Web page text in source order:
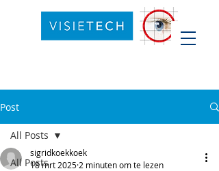
Post
All Posts
All Posts
sigridkoekkoek
18 mrt 2025 2 minuten om te lezen